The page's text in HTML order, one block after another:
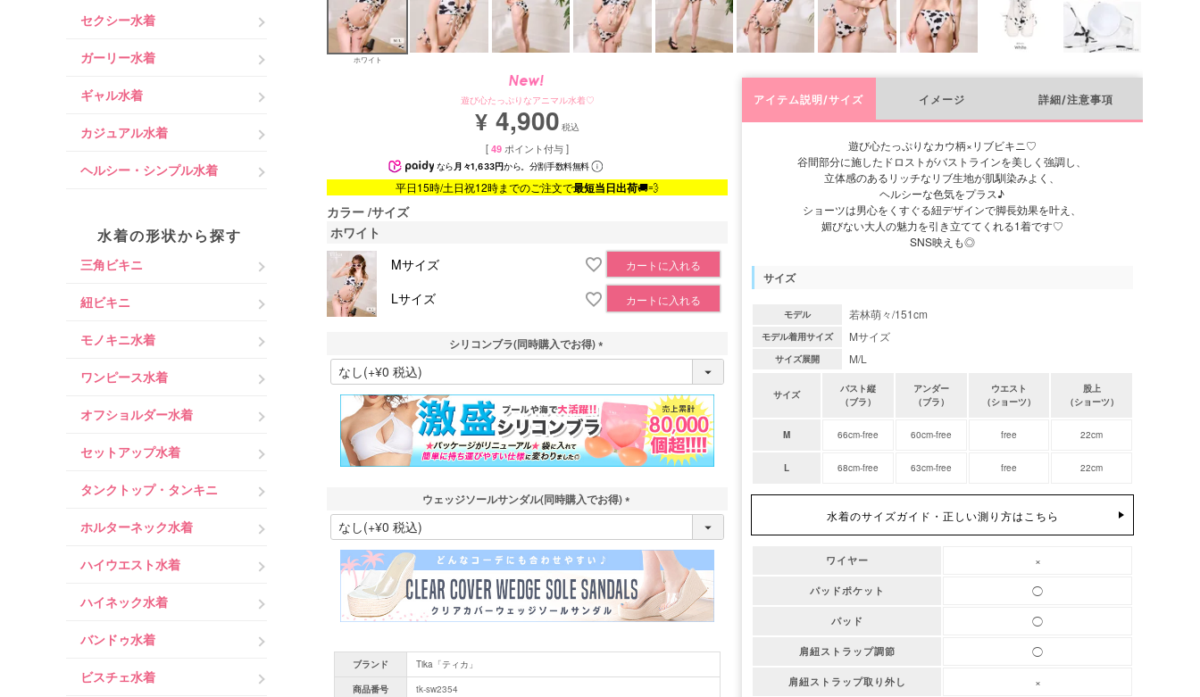
セクシー水着
ガーリー水着
ギャル水着
カジュアル水着
ヘルシー・シンプル水着
水着の形状から探す
三角ビキニ
紐ビキニ
モノキニ水着
ワンピース水着
オフショルダー水着
セットアップ水着
タンクトップ・タンキニ
ホルターネック水着
ハイウエスト水着
ハイネック水着
バンドゥ水着
ビスチェ水着
ホワイト
遊び心たっぷりなアニマル水着♡
¥ 4,900 税込
[49 ポイント付与 ]
なら 月々1,633円から。分割手数料無料
平日15時/土日祝12時までのご注文で最短当日出荷🚚💨
カラー サイズ
ホワイト
Mサイズ
カートに入れる
Lサイズ カートに入れる
シリコンブラ(同時購入でお得)
(
必
須
)
ウェッジソールサンダル(同時購入でお得)
(
必
須
)
ブランド
Tika「ティカ」
商品番号
tk-sw2354
アイテム説明/サイズ イメージ 詳細/注意事項
遊び心たっぷりなカウ柄×リブビキニ♡
谷間部分に施したドロストがバストラインを美しく強調し、
立体感のあるリッチなリブ生地が肌馴染みよく、
ヘルシーな色気をプラス♪
ショーツは男心をくすぐる紐デザインで脚長効果を叶え、
媚びない大人の魅力を引き立ててくれる1着です♡
SNS映えも◎
サイズ
モデル 若林萌々/151cm
モデル着用サイズ Mサイズ
サイズ展開 M/L
サイズ
バスト縦
（ブラ）
アンダー
（ブラ）
ウエスト
（ショーツ）
股上
（ショーツ）
M 66cm-free 60cm-free free 22cm
L 68cm-free 63cm-free free 22cm
水着のサイズガイド・正しい測り方はこちら
ワイヤー ×
パッドポケット ◯
パッド ◯
肩紐ストラップ調節 ◯
肩紐ストラップ取り外し ×